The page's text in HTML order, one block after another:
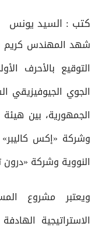
كتب : السيد يونس
شهد المهندس كريم
التوقيع بالأحرف
الجوي الجيوفيزيقي
الجمهورية، بين هيئة
وشركة «إكس كاليبر»
النووية وشركة
ويعتبر مشروع
الاستراتيجية